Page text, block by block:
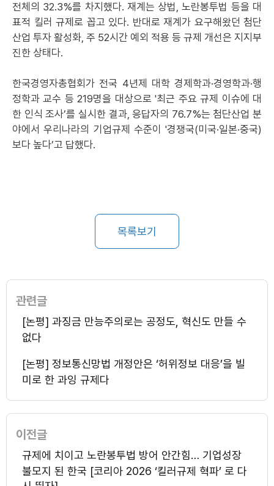
전체의 32.3%를 차지했다. 재계는 상법, 노란봉투법 등을 대
표적 킬러 규제로 꼽고 있다. 반대로 재계가 요구해왔던 첨단
산업 투자 활성화, 주 52시간 예외 적용 등 규제 개선은 지지부
진한 상태다.
한국경영자총협회가 전국 4년제 대학 경제학과·경영학과·행
정학과 교수 등 219명을 대상으로 '최근 주요 규제 이슈에 대
한 인식 조사’를 실시한 결과, 응답자의 76.7%는 첨단산업 분
야에서 우리나라의 기업규제 수준이 '경쟁국(미국·일본·중국)
보다 높다’고 답했다.
목록보기
관련글
[논평] 과징금 만능주의로는 공정도, 혁신도 만들 수
없다
[논평] 정보통신망법 개정안은 ‘허위정보 대응’을 빌
미로 한 과잉 규제다
이전글
규제에 치이고 노란봉투법 방어 안간힘… 기업성장
불모지 된 한국 [코리아 2026 ‘킬러규제 혁파’ 로 다